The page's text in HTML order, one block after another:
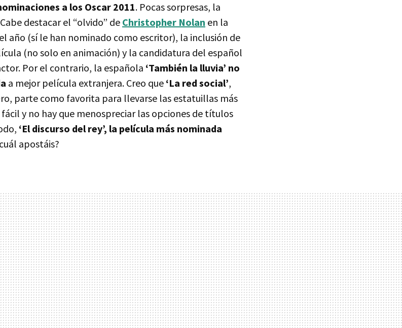
a los Oscar 2011. Pocas sorpresas, la
destacar el “olvido” de Christopher Nolan en la
año (sí le han nominado como escritor), la inclusión de
(no solo en animación) y la candidatura del español
Por el contrario, la española ‘También la lluvia’ no
a mejor película extranjera. Creo que ‘La red social’,
parte como favorita para llevarse las estatuillas más
y no hay que menospreciar las opciones de títulos
‘El discurso del rey’, la película más nominada
apostáis?